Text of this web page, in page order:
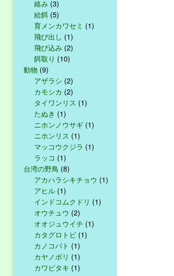
絡み (3)
給餌 (5)
育メンカワセミ (1)
飛び出し (1)
飛び込み (2)
餌取り (10)
動物 (9)
アザラシ (2)
カモシカ (2)
タイワンリス (1)
たぬき (1)
ニホンノウサギ (1)
ニホンリス (1)
マッコウクジラ (1)
ラッコ (1)
台湾の野鳥 (8)
アカハラシキチョウ (1)
アヒル (1)
インドコムクドリ (1)
オウチュウ (2)
オオジュウイチ (1)
カタグロトビ (1)
カノコバト (1)
カヤノボリ (1)
カワビタキ (1)